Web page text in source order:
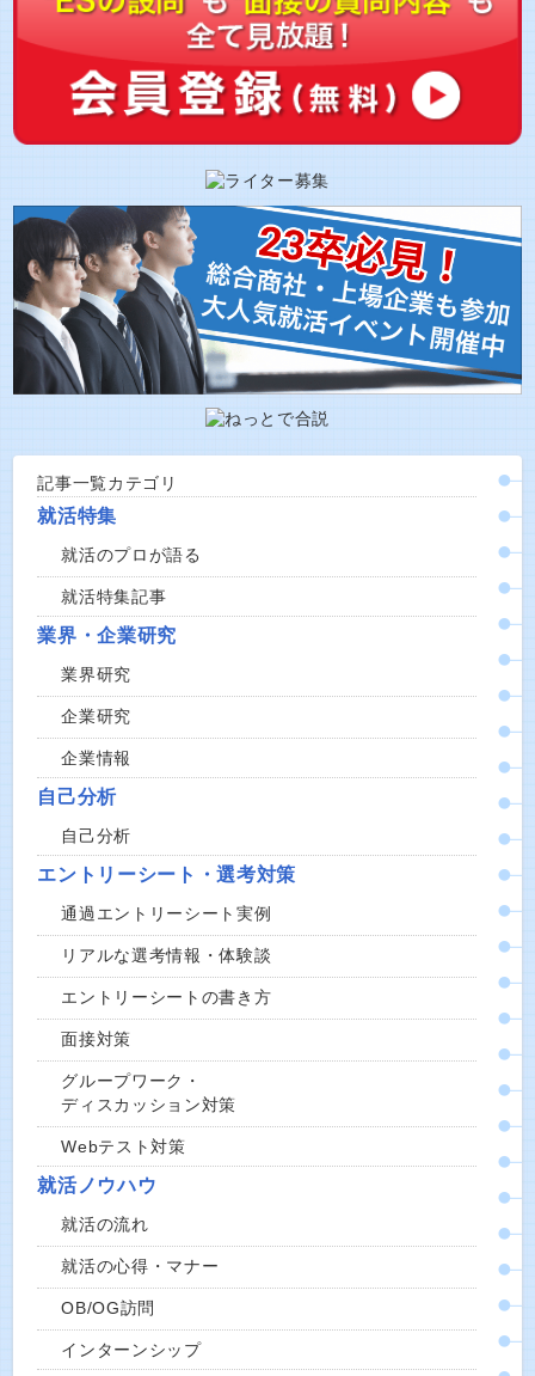
記事一覧カテゴリ
就活特集
就活のプロが語る
就活特集記事
業界・企業研究
業界研究
企業研究
企業情報
自己分析
自己分析
エントリーシート・選考対策
通過エントリーシート実例
リアルな選考情報・体験談
エントリーシートの書き方
面接対策
グループワーク・
ディスカッション対策
Webテスト対策
就活ノウハウ
就活の流れ
就活の心得・マナー
OB/OG訪問
インターンシップ